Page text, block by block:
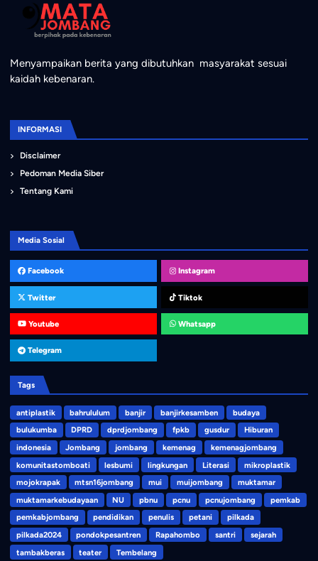
Menyampaikan berita yang dibutuhkan masyarakat sesuai
kaidah kebenaran.
INFORMASI
Disclaimer
Pedoman Media Siber
Tentang Kami
Media Sosial
Facebook Instagram
Twitter Tiktok
Youtube Whatsapp
Telegram
Tags
antiplastik bahrululum banjir banjirkesamben
budaya
bulukumba
DPRD dprdjombang fpkb gusdur
Hiburan
indonesia
Jombang jombang kemenag
kemenagjombang
komunitastomboati
lesbumi lingkungan Literasi
mikroplastik
mojokrapak
mtsn16jombang mui muijombang
muktamar
muktamarkebudayaan
NU pbnu pcnu pcnujombang
pemkab
pemkabjombang
pendidikan penulis petani
pilkada
pilkada2024
pondokpesantren Rapahombo santri
sejarah
tambakberas
teater Tembelang